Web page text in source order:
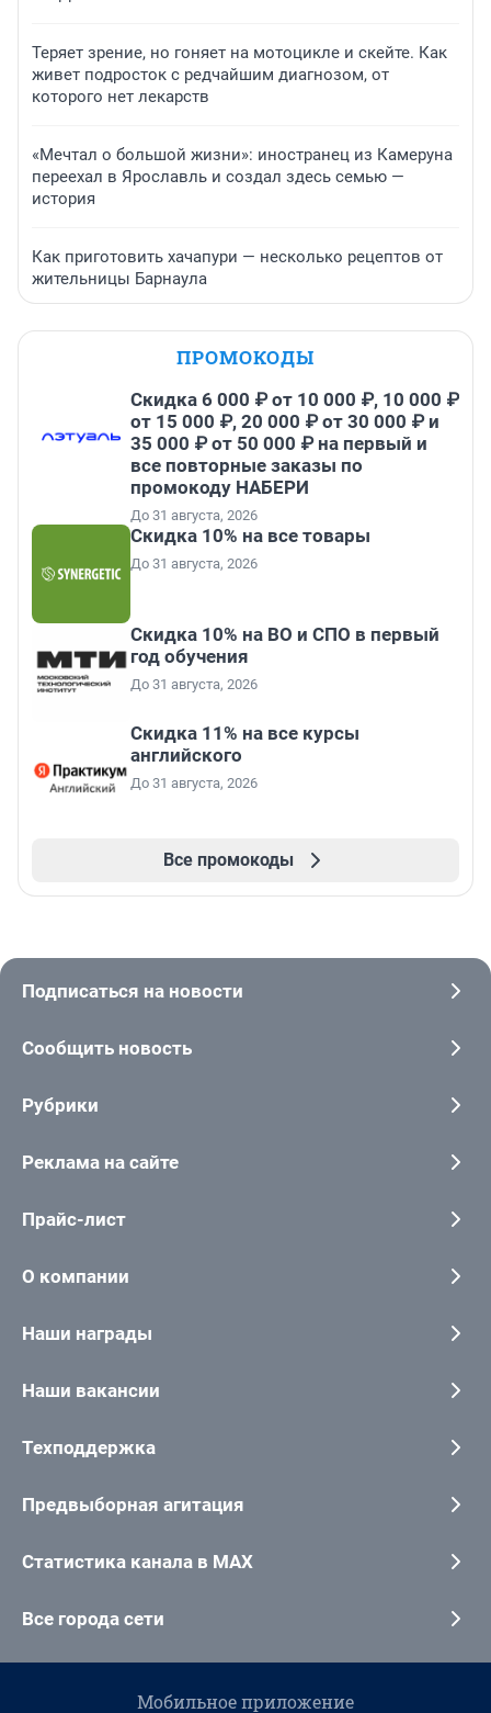
Теряет зрение, но гоняет на мотоцикле и скейте. Как
живет подросток с редчайшим диагнозом, от
которого нет лекарств
«Мечтал о большой жизни»: иностранец из Камеруна
переехал в Ярославль и создал здесь семью —
история
Как приготовить хачапури — несколько рецептов от
жительницы Барнаула
ПРОМОКОДЫ
Скидка 6 000 ₽ от 10 000 ₽, 10 000 ₽
от 15 000 ₽, 20 000 ₽ от 30 000 ₽ и
35 000 ₽ от 50 000 ₽ на первый и
все повторные заказы по
промокоду НАБЕРИ
До 31 августа, 2026
Скидка 10% на все товары
До 31 августа, 2026
Скидка 10% на ВО и СПО в первый
год обучения
До 31 августа, 2026
Скидка 11% на все курсы
английского
До 31 августа, 2026
Все промокоды
Подписаться на новости
Сообщить новость
Рубрики
Реклама на сайте
Прайс-лист
О компании
Наши награды
Наши вакансии
Техподдержка
Предвыборная агитация
Статистика канала в MAX
Все города сети
Мобильное приложение